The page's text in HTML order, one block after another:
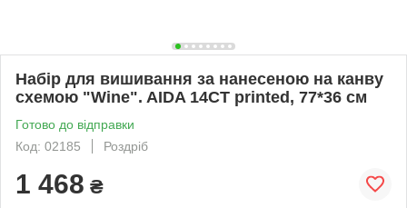
Набір для вишивання за нанесеною на канву
схемою "Wine". AIDA 14CT printed, 77*36 см
Готово до відправки
Код: 02185
Роздріб
1 468 ₴